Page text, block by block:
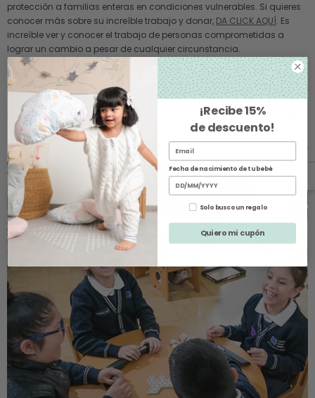
protección a familias enteras en condiciones vulnerables. Si quieres
conocer más sobre su increíble trabajo y donar, DA CLICK AQUÍ. Es
increíble ver y conocer el trabajo de personas comprometidas a
lograr un cambio a pesar de cualquier circunstancia.
CADA COMPRA QUE REALIZAS en nap-baby.comtiene un impacto
enorme y más aún en estos tiempos. Pronto les compartiremos más
noticias sobre otros proyectos que estamos preparando para seguir
sumando
¡Recibe15%
de descuento!
Fecha de nacimiento de tu bebé
Solo busco un regalo
Quiero mi cupón